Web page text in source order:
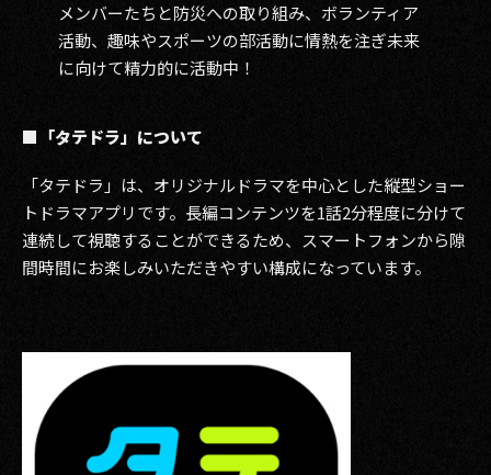
メンバーたちと防災への取り組み、ボランティア
活動、趣味やスポーツの部活動に情熱を注ぎ未来
に向けて精力的に活動中！
■「タテドラ」について
「タテドラ」は、オリジナルドラマを中心とした縦型ショー
トドラマアプリです。長編コンテンツを1話2分程度に分けて
連続して視聴することができるため、スマートフォンから隙
間時間にお楽しみいただきやすい構成になっています。